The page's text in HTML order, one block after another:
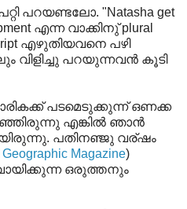
പറയണ്ടലോ. "Natasha get
എന്ന വാക്കിനു് plural
എഴുതിയവനെ പഴി
വിളിച്ചു പറയുന്നവന്‍ കൂടി
പടമെടുക്കുന്ന് ഒണക്ക
എങ്കില്‍ ഞാന്‍
പതിനഞ്ജു വര്ഷം
Magazine)
ഒരുത്തനും